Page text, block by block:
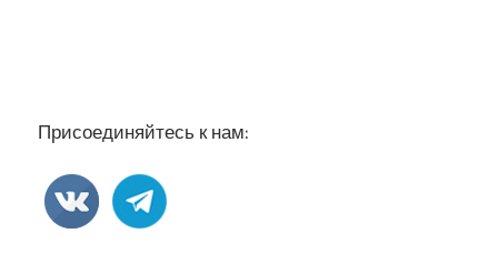
Присоединяйтесь к нам: